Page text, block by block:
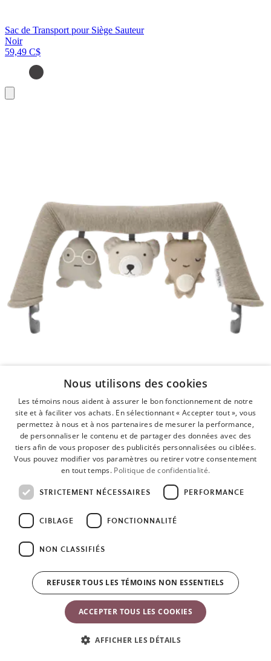
Sac de Transport pour Siège Sauteur
Noir
59,49 C$
au
Jouet pour Siège Sauteur – Amis doux
78,49 C$
Ajouter
Nous utilisons des cookies
Les témoins nous aident à assurer le bon fonctionnement de notre
site et à faciliter vos achats. En sélectionnant « Accepter tout », vous
permettez à nous et à nos partenaires de mesurer la performance,
de personnaliser le contenu et de partager des données avec des
tiers afin de vous proposer des publicités personnalisées ou ciblées.
Vous pouvez modifier vos paramètres ou retirer votre consentement
en tout temps. Politique de confidentialité.
STRICTEMENT NÉCESSAIRES PERFORMANCE
CIBLAGE FONCTIONNALITÉ
NON CLASSIFIÉS
ACCEPTER TOUS LES COOKIES
REFUSER TOUS LES TÉMOINS NON ESSENTIELS
AFFICHER LES DÉTAILS